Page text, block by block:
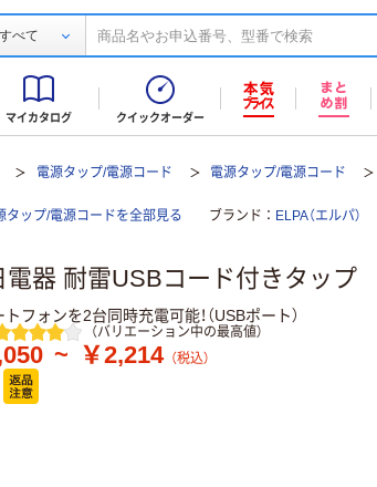
すべて
マイカタログ クイックオーダー
電源タップ/電源コード 電源タップ/電源コード
タップ/電源コードを全部見る ブランド ELPA（エルパ）
電器 耐雷USBコード付きタップ
トフォンを2台同時充電可能！（USBポート）
ー （バリエーション中の最高値）
~ ￥2,214 （税込）